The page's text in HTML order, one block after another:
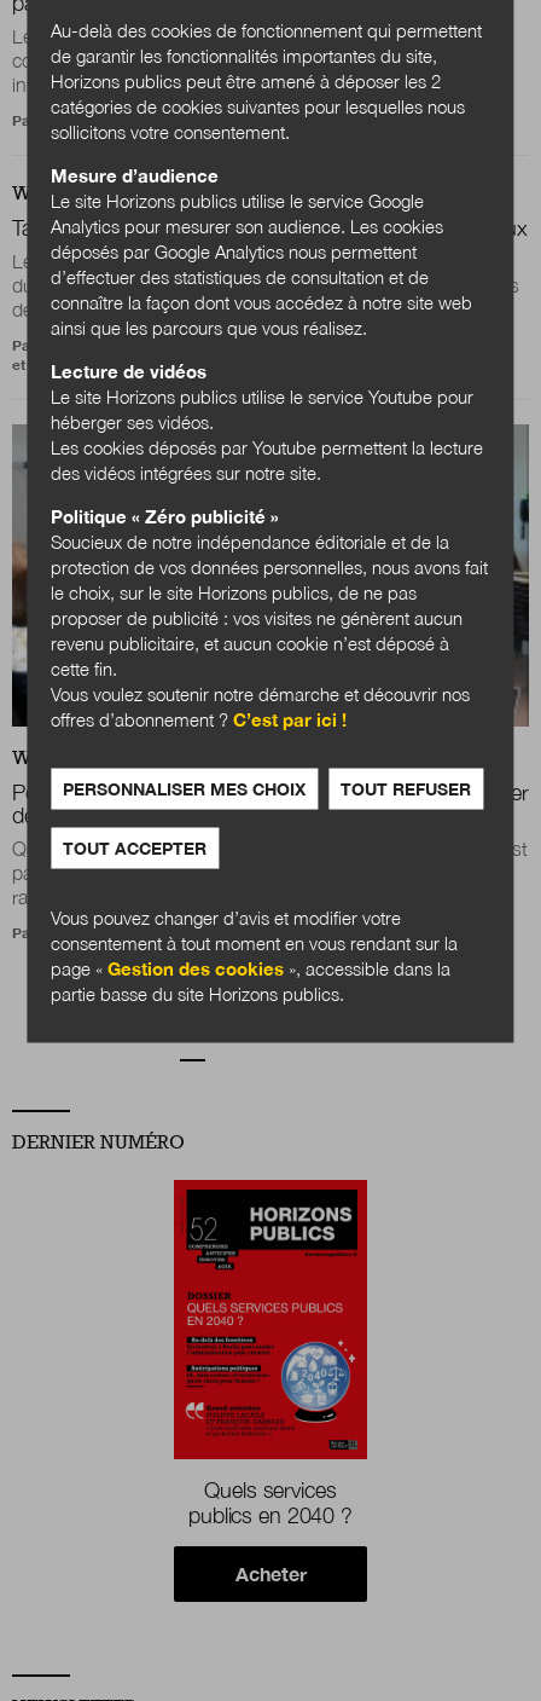
Les constats, nous les connaissons : les administrations des
collectivités territoriales - régions, départements,
intercommunalités, communes - sont...
Par Collectif Women challenge
WEB ARCHIVES
Talents du Service Public : le service public mérite mieux
Le gouvernement a annoncé la création du dispositif “Talents
du Service Public” pour favoriser la diversité au sein des corps
de la haute fonction...
Par
et
Giulia Reboa
WEB
Pourquoi les collectivités territoriales doivent s’intéresser
de près aux intelligences artificielles
Qu'elle soit « Big », « Smart », « Small » ou « Open », la data est
partout et nous interroge en tant qu’acteur public. Le récent
rapport du député...
Par Vincent Kober Magali Barnoin
DERNIER NUMÉRO
Quels services
publics en 2040 ?
Acheter
Au-delà des cookies de fonctionnement qui permettent
de garantir les fonctionnalités importantes du site,
Horizons publics peut être amené à déposer les 2
catégories de cookies suivantes pour lesquelles nous
sollicitons votre consentement.
Mesure d’audience
Le site Horizons publics utilise le service Google
Analytics pour mesurer son audience. Les cookies
déposés par Google Analytics nous permettent
d’effectuer des statistiques de consultation et de
connaître la façon dont vous accédez à notre site web
ainsi que les parcours que vous réalisez.
Lecture de vidéos
Le site Horizons publics utilise le service Youtube pour
héberger ses vidéos.
Les cookies déposés par Youtube permettent la lecture
des vidéos intégrées sur notre site.
Politique « Zéro publicité »
Soucieux de notre indépendance éditoriale et de la
protection de vos données personnelles, nous avons fait
le choix, sur le site Horizons publics, de ne pas
proposer de publicité : vos visites ne génèrent aucun
revenu publicitaire, et aucun cookie n’est déposé à
cette fin.
Vous voulez soutenir notre démarche et découvrir nos
offres d’abonnement ?C’est par ici !
PERSONNALISER MES CHOIX TOUT REFUSER
TOUT ACCEPTER
Vous pouvez changer d’avis et modifier votre
consentement à tout moment en vous rendant sur la
page «Gestion des cookies », accessible dans la
partie basse du site Horizons publics.